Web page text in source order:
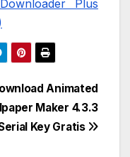
Plus
Animated
Maker 4.3.3
Key Gratis